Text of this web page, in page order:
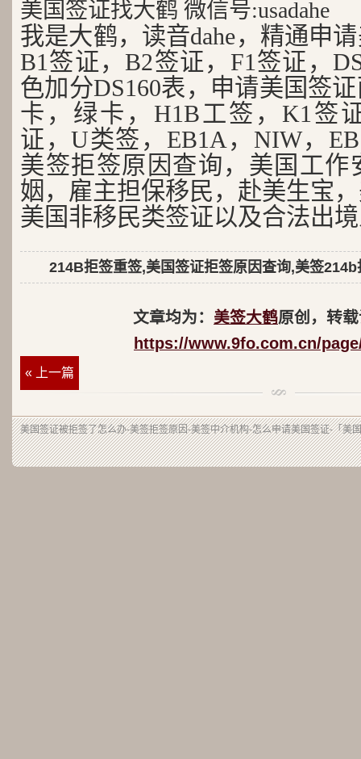
美国签证找大鹤 微信号:usadahe
我是大鹤，读音dahe，精通申
B1签证，B2签证，F1签证，
色加分DS160表，申请美国签
卡，绿卡，H1B工签，K1签
证，U类签，EB1A，NIW，
美签拒签原因查询，美国工作
姻，雇主担保移民，赴美生宝
美国非移民类签证以及合法出
214B拒签重签,美国签证拒签原因查询,美签214b
文章均为： 美签大鹤原创，转
https://www.9fo.com.cn/
« 上一篇
美国签证被拒签了怎么办-美签拒签原因-美签中介机构-怎么申请美国签证-「美